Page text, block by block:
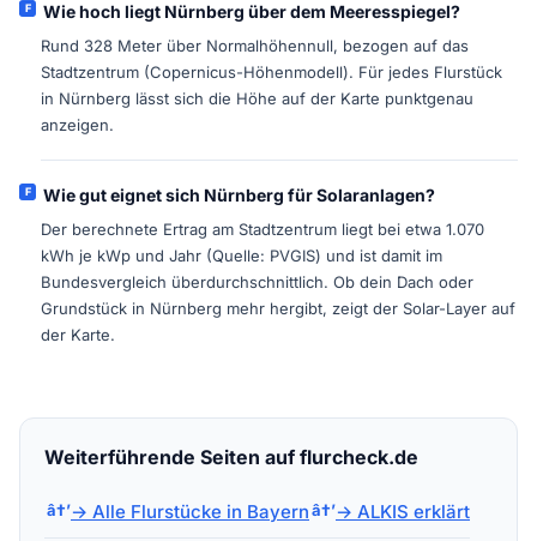
Wie hoch liegt Nürnberg über dem Meeresspiegel?
Rund 328 Meter über Normalhöhennull, bezogen auf das
Stadtzentrum (Copernicus-Höhenmodell). Für jedes Flurstück
in Nürnberg lässt sich die Höhe auf der Karte punktgenau
anzeigen.
Wie gut eignet sich Nürnberg für Solaranlagen?
Der berechnete Ertrag am Stadtzentrum liegt bei etwa 1.070
kWh je kWp und Jahr (Quelle: PVGIS) und ist damit im
Bundesvergleich überdurchschnittlich. Ob dein Dach oder
Grundstück in Nürnberg mehr hergibt, zeigt der Solar-Layer auf
der Karte.
Weiterführende Seiten auf flurcheck.de
→ Alle Flurstücke in Bayern → ALKIS erklärt